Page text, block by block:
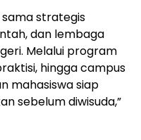
sama strategis
dan lembaga
Melalui program
hingga campus
mahasiswa siap
sebelum diwisuda,”